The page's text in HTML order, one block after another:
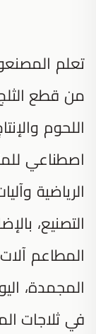
تعلم
من قطع
اللحوم
اصطناعي
الرياضية
التصنيع،
المطاعم آلات
المجمدة،
في ثلاجات